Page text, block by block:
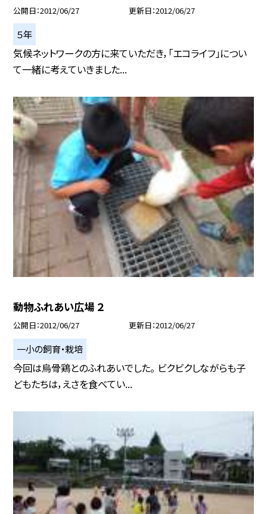
公開日 2012/06/27 更新日 2012/06/27
５年
気候ネットワークの方に来ていただき，「エコライフ」につい
て一緒に考えていきました...
動物ふれあい広場 ２
公開日 2012/06/27 更新日 2012/06/27
一小の飼育・栽培
今回は烏骨鶏とのふれあいでした。 ビクビクしながらも子
どもたちは，えさを食べてい...